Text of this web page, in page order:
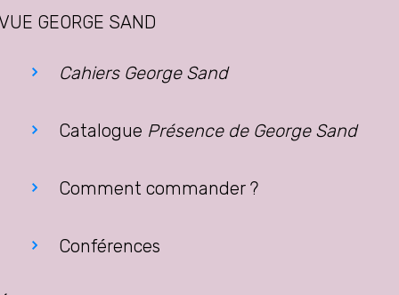
GEORGE SAND
Cahiers George Sand
Catalogue Présence de George Sand
Comment commander ?
Conférences